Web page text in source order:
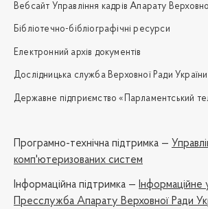
Вебсайт Управління кадрів Апарату
Бібліотечно-бібліографічні ресурси
Електронний архів документів
Дослідницька служба Верховної Ради України
Державне підприємство «Парламентський
Програмно-технічна підтримка —
комп'ютеризованих систем
Iнформаційна підтримка — Інформаційне
Пресслужба Апарату Верховної Ради